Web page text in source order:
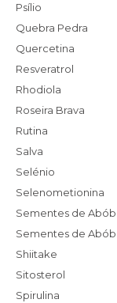
Psílio
Quebra Pedra
Quercetina
Resveratrol
Rhodiola
Roseira Brava
Rutina
Salva
Selénio
Selenometionina
Sementes de
Sementes de
Shiitake
Sitosterol
Spirulina